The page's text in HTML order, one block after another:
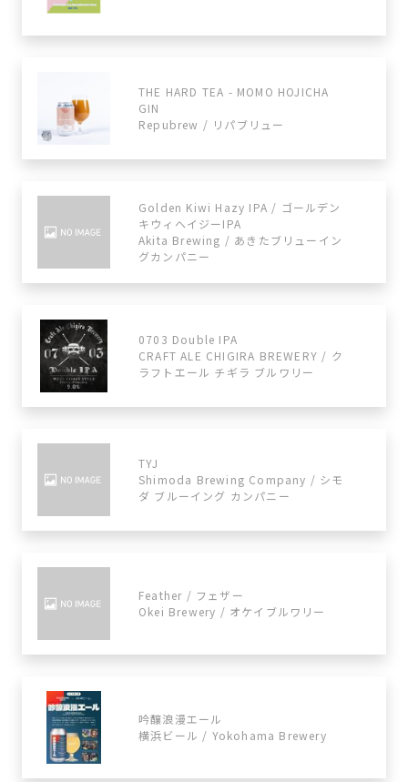
THE HARD TEA - MOMO HOJICHA
GIN
Repubrew / リパブリュー
Golden Kiwi Hazy IPA / ゴールデン
キウィヘイジーIPA
Akita Brewing / あきたブリューイン
グカンパニー
0703 Double IPA
CRAFT ALE CHIGIRA BREWERY / ク
ラフトエール チギラ ブルワリー
TYJ
Shimoda Brewing Company / シモ
ダ ブルーイング カンパニー
Feather / フェザー
Okei Brewery / オケイブルワリー
吟醸浪漫エール
横浜ビール / Yokohama Brewery